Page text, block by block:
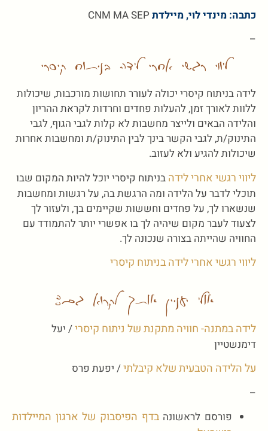
כתבה: מינדי לוי, מיילדת
–
ליווי רגשי אחרי לידה בניתוח קיסרי
לידה בניתוח קיסרי יכולה לעורר תחושות מורכבות, שיכולות
ללוות לאורך זמן, להעלות פחדים וחרדות לקראת ההריון
והלידה הבאים ולייצר מחשבות לא קלות לגבי הגוף, לגבי
התינוק/ת, לגבי הקשר בינך לבין התינוק/ת ומחשבות אחרות
שיכולות להגיע ולא לעזוב.
ליווי רגשי אחרי לידה בניתוח קיסרי יוכל להיות המקום שבו
תוכלי לדבר על הלידה ומה הרגשת בה, על רגשות ומחשבות
שנשארו לך, על פחדים וחששות שקיימים בך, ולעזור לך
לצעוד לעבר מקום שיהיה לך בו אפשרי יותר להתמודד עם
החוויה שהייתה בצורה שנכונה לך.
ליווי רגשי אחרי לידה בניתוח קיסרי
אולי יעניין אותך לקרוא גם:
לידה במתנה- חוויה מתקנת של ניתוח קיסרי/ יעל
דימנשטיין
על הלידה הטבעית שלא קיבלתי/ יפעת פרס
–
פורסם לראשונהבדף הפיסבוק של ארגון המיילדות